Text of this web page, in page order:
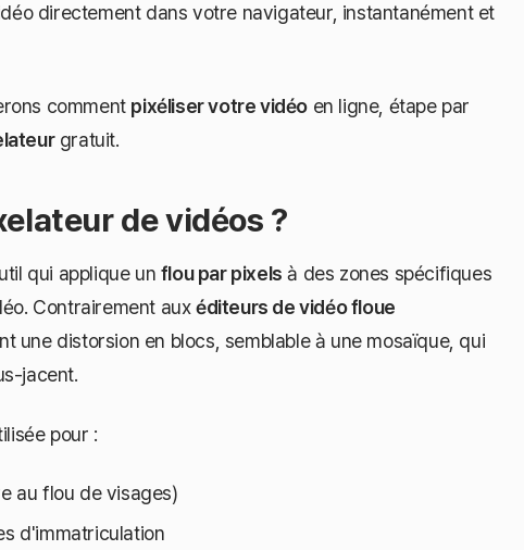
directement dans votre navigateur, instantanément et
comment pixéliser votre vidéo en ligne, étape par
gratuit.
de vidéos ?
qui applique un flou par pixels à des zones spécifiques
Contrairement auxéditeurs de vidéo floue
une distorsion en blocs, semblable à une mosaïque, qui
jacent.
pour :
au flou de visages)
d'immatriculation